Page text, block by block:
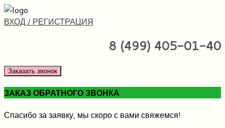
ВХОД / РЕГИСТРАЦИЯ
8 (499) 405-01-40
Заказать звонок
ЗАКАЗ ОБРАТНОГО ЗВОНКА
Спасибо за заявку, мы скоро с вами свяжемся!